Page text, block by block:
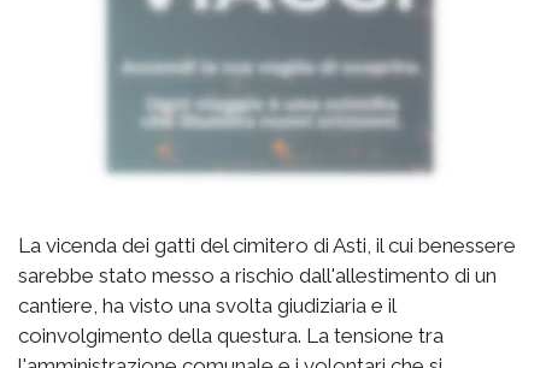
La vicenda dei gatti del cimitero di Asti, il cui benessere
sarebbe stato messo a rischio dall'allestimento di un
cantiere, ha visto una svolta giudiziaria e il
coinvolgimento della questura. La tensione tra